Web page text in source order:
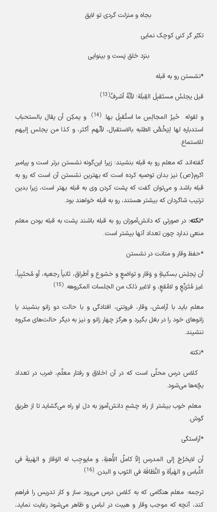
بجاه و منزلت گردی تو لایق
تکبّر گر کنی کوچک نمایی
بنزد خلق پَست و بینوایی
*نشستن رو به قبله
قیل یجلسُ مستَقبِلَ القِبلَة؛ لأنَّهُ أشرفُ(13)
و لقوله خَیرُ المجالِسِ ما استُقبِلَ بها.(14)
و یمکِن أن یقال بالستحباب
استدباره لها لِیَخُصَّ الطلبه بالاستقبال، لأنّهم أکثر، و کذا من یجلس إلیهم
للاستماع.
گفته‌اند که معلم رو به قبله بنشیند؛ زیرا این‌گونه نشستن برتر است و پیامبر
اکرم(ص)نیز بدان توصیه کرده است که بهترین نشستن آن است که رو به
قبله باشد و می‌توان گفت که پشت کردن وی به قبله بهتر است، زیرا بدین
ترتیب شاگردان که بیشتر هستند، رو به قبله خواهند بود.
نکته:در صورتی که دانش‌آموزان رو به قبله باشند پشت به قبله بودن معلم
منعی ندارد چون تعداد آنها بیشتر است.
*حفظ وقار و متانت در نشستن
أن یَجلِسَ بسکینةٍ و وَقار و تواضعٍ و خشوع و أطراق، ثانیاً رجعیه، أو مُحتَبِیاً،
غیرَ مُتَرَبِّعٍ و لامُقعٍ، و لاغیر ذلک من الجلسات المکروهه.(15)
معلم باید با آرامش، وقار، فروتنی، افتادگی و با حالت دو زانو بنشیند یا
زانوهای خود را در بغل بگیرد و هرگز چهار زانو و نیز به دیگر حالت‌های مکروه
ننشیند.
*نکته
کلاس درس محلّی است که در آن اخلاق و رفتار معلّم، ضرب در تعداد
بچّه‌ها می‌شود.
معلم خوب بیشتر از راه چشمِ دانش‌آموز به دل او راه می‌گشاید تا از طریق
گوش.
*آراستگی
أن لایخرُجَ إلی المدرس إلاّ کاملّ الأُهبَةِ، و مایوجِب له الوَقارَ و الهَیبَةَ فی
اللِّباس و الهَیأة و النَّظافَة فی الثوب و البدن.(16)
ترجمه: معلم هنگامی که به کلاس درس می‌رود ساز و کار تدریس را فراهم
کند، آنچه که موجب وقار و هیبت در لباس و ظاهر می‌شود رعایت نماید،